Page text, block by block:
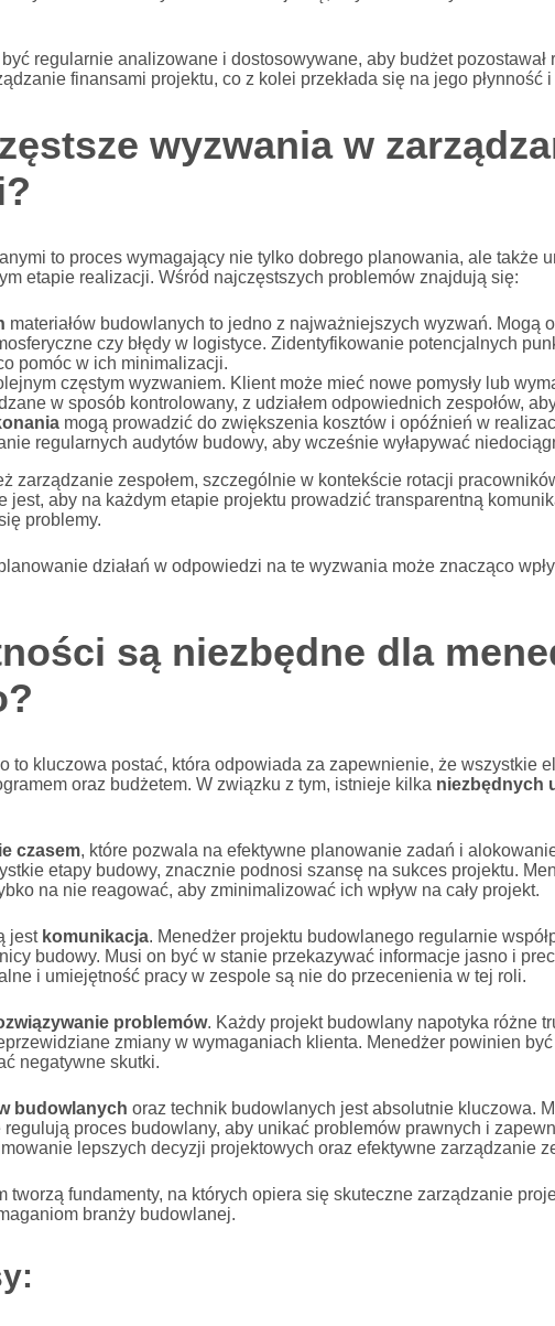
być regularnie analizowane i dostosowywane, aby budżet
finansami projektu, co z kolei przekłada się na jego płynność
wyzwania w
to proces wymagający nie tylko dobrego planowania, ale
etapie realizacji. Wśród najczęstszych problemów znajdują się:
materiałów budowlanych to jedno z najważniejszych wyzwań. Mogą
czy błędy w logistyce. Zidentyfikowanie potencjalnych
pomóc w ich minimalizacji.
częstym wyzwaniem. Klient może mieć nowe pomysły lub
w sposób kontrolowany, z udziałem odpowiednich zespołów,
mogą prowadzić do zwiększenia kosztów i opóźnień w
regularnych audytów budowy, aby wcześnie wyłapywać
zarządzanie zespołem, szczególnie w kontekście rotacji
jest, aby na każdym etapie projektu prowadzić transparentną
problemy.
działań w odpowiedzi na te wyzwania może znacząco
są niezbędne dla
to kluczowa postać, która odpowiada za zapewnienie, że wszystkie
oraz budżetem. W związku z tym, istnieje kilka niezbędnych
czasem, które pozwala na efektywne planowanie zadań i
etapy budowy, znacznie podnosi szansę na sukces projektu.
na nie reagować, aby zminimalizować ich wpływ na cały projekt.
jest komunikacja. Menedżer projektu budowlanego regularnie
budowy. Musi on być w stanie przekazywać informacje jasno i
i umiejętność pracy w zespole są nie do przecenienia w tej roli.
problemów. Każdy projekt budowlany napotyka różne
zmiany w wymaganiach klienta. Menedżer powinien
negatywne skutki.
budowlanych oraz technik budowlanych jest absolutnie kluczowa.
regulują proces budowlany, aby unikać problemów prawnych i
lepszych decyzji projektowych oraz efektywne zarządzanie
tworzą fundamenty, na których opiera się skuteczne zarządzanie
branży budowlanej.